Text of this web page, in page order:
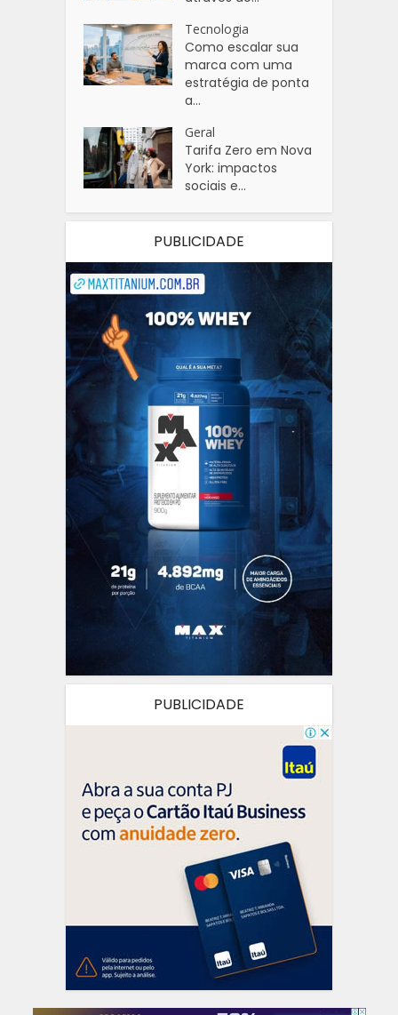
Tecnologia
Como escalar sua
marca com uma
estratégia de ponta
a...
Geral
Tarifa Zero em Nova
York: impactos
sociais e...
PUBLICIDADE
PUBLICIDADE